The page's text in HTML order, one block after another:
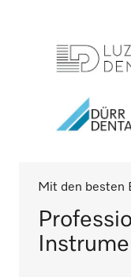
Mit den besten